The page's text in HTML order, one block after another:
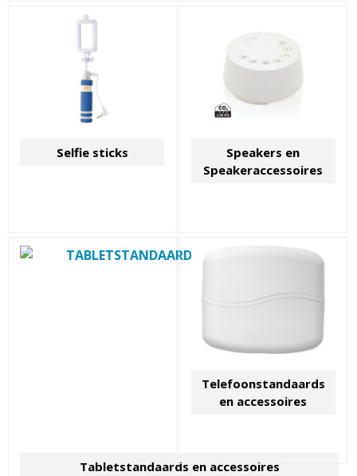
Selfie sticks
Speakers en
Speakeraccessoires
Tabletstandaards en accessoires
Telefoonstandaards
en accessoires